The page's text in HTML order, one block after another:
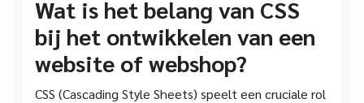
Wat is het belang van CSS
bij het ontwikkelen van een
website of webshop?
CSS (Cascading Style Sheets) speelt een cruciale rol